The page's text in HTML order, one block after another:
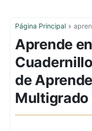
Página Principal
Aprende
de
Multigrado